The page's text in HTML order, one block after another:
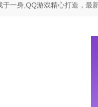
于一身,QQ游戏精心打造，最